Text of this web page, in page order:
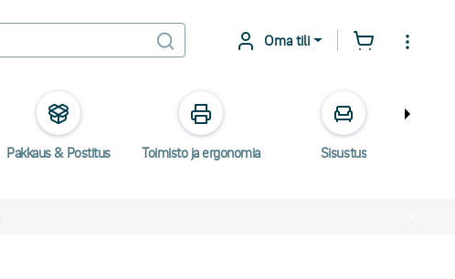
Oma tili
Pakkaus & Postitus Toimisto ja ergonomia Sisustus